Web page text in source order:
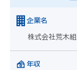
企業名
株式会社荒木組
年収